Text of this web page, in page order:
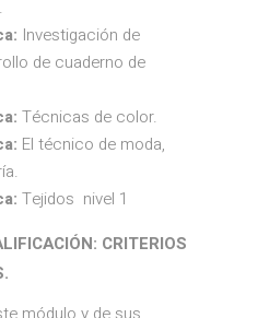
Investigación de
de cuaderno de
Técnicas de color.
El técnico de moda,
Tejidos nivel 1
CRITERIOS